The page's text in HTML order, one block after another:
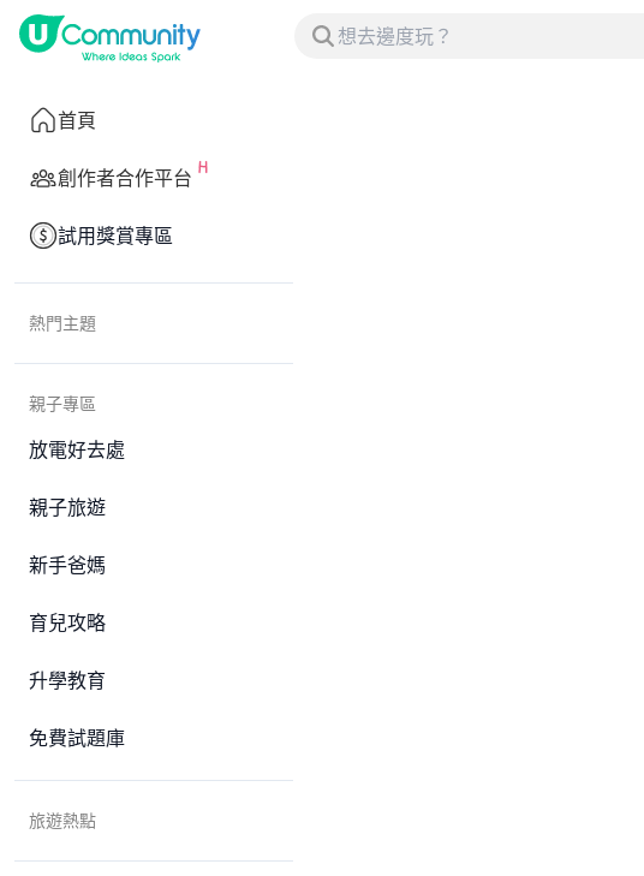
首頁
創作者合作平台
試用獎賞專區
熱門主題
親子專區
放電好去處
親子旅遊
新手爸媽
育兒攻略
升學教育
免費試題庫
旅遊熱點